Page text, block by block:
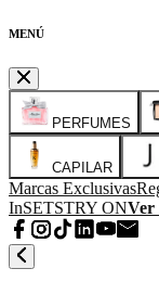
MENÚ
PERFUMES
CAPILAR
Marcas Exclusivas
InSETSTRY ONVer